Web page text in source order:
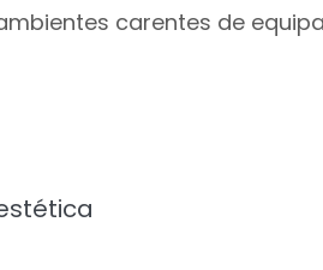
carentes de